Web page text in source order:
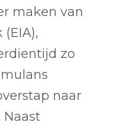
maken van
zo
naar
Naast